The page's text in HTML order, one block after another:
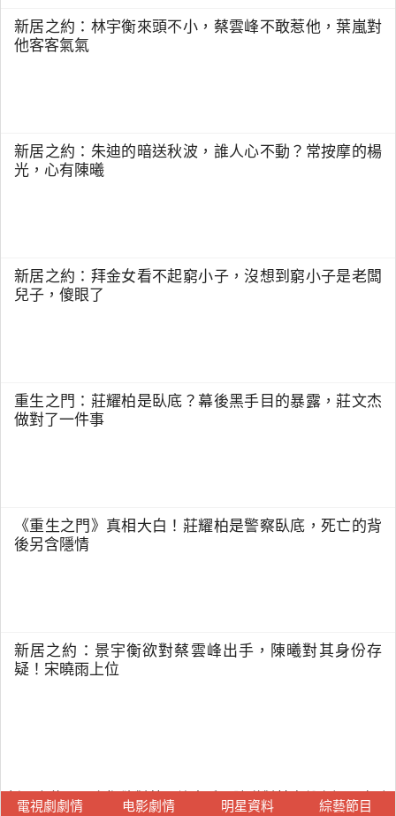
新居之約：林宇衡來頭不小，蔡雲峰不敢惹他，葉嵐對
他客客氣氣
新居之約：朱迪的暗送秋波，誰人心不動？常按摩的楊
光，心有陳曦
新居之約：拜金女看不起窮小子，沒想到窮小子是老闆
兒子，傻眼了
重生之門：莊耀柏是臥底？幕後黑手目的暴露，莊文杰
做對了一件事
《重生之門》真相大白！莊耀柏是警察臥底，死亡的背
後另含隱情
新居之約：景宇衡欲對蔡雲峰出手，陳曦對其身份存
疑！宋曉雨上位
電視劇劇情 电影劇情 明星資料 綜藝節目
新居之約：景宇衡欲對蔡雲峰出手，陳曦對其身份存疑！宋曉